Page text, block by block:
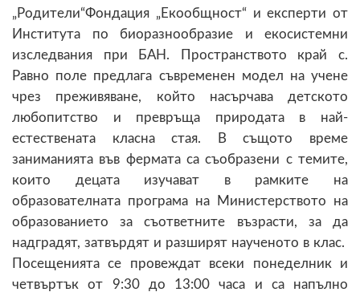
„Родители“Фондация „Екообщност“ и експерти от
Института по биоразнообразие и екосистемни
изследвания при БАН. Пространството край с.
Равно поле предлага съвременен модел на учене
чрез преживяване, който насърчава детското
любопитство и превръща природата в най-
естествената класна стая. В същото време
заниманията във фермата са съобразени с темите,
които децата изучават в рамките на
образователната програма на Министерството на
образованието за съответните възрасти, за да
надградят, затвърдят и разширят наученото в клас.
Посещенията се провеждат всеки понеделник и
четвъртък от 9:30 до 13:00 часа и са напълно